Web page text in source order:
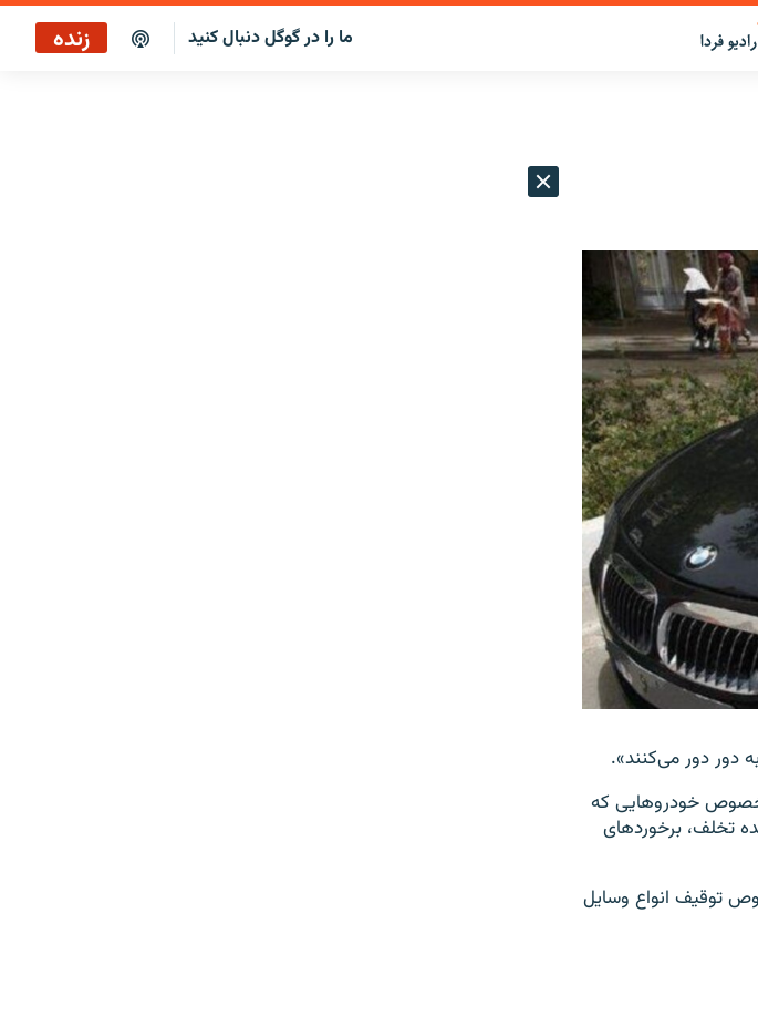
ما را در گوگل دنبال کنید زنده
به دور دور می‌کنند».
خصوص خودروهایی که
تخلف، برخوردهای
داد: «ما نسبت به سال گذشته ۱۱ درصد درخصوص توقیف انواع وسایل